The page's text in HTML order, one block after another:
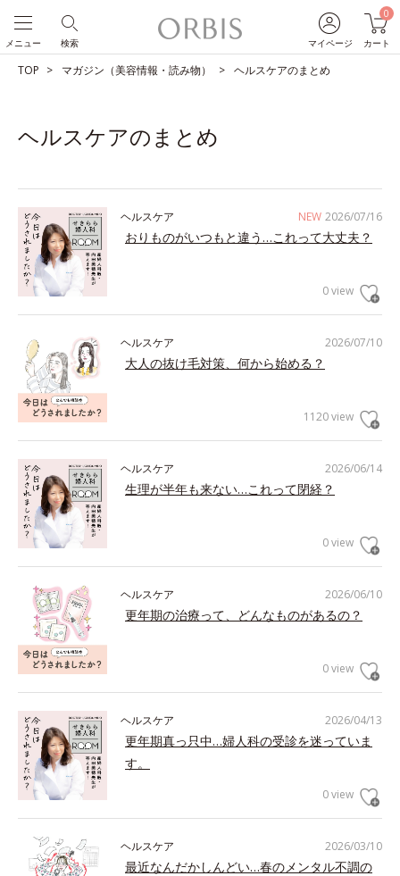
マイページ
0
カート
検索
メニュー
TOP マガジン（美容情報・読み物） ヘルスケアのまとめ
ヘルスケアのまとめ
NEW 2026/07/16
ヘルスケア
おりものがいつもと違う…これって大丈夫？
0 view
2026/07/10
ヘルスケア
大人の抜け毛対策、何から始める？
1120 view
2026/06/14
ヘルスケア
生理が半年も来ない…これって閉経？
0 view
2026/06/10
ヘルスケア
更年期の治療って、どんなものがあるの？
0 view
2026/04/13
ヘルスケア
更年期真っ只中…婦人科の受診を迷っていま
す。
0 view
2026/03/10
ヘルスケア
最近なんだかしんどい…春のメンタル不調の